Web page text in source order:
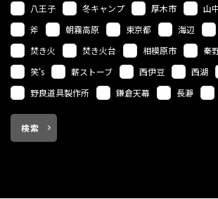
八王子
冬キャンプ 厚木市 山
斧
朝霧高原 東京都 海辺
焚き火
焚き火台 相模原市 秦
笑's
薪ストーブ 西伊豆 西湖
野良道具製作所
鎌倉天幕 長瀞
検索